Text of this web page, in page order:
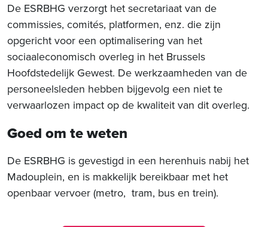
De ESRBHG verzorgt het secretariaat van de
commissies, comités, platformen, enz. die zijn
opgericht voor een optimalisering van het
sociaaleconomisch overleg in het Brussels
Hoofdstedelijk Gewest. De werkzaamheden van de
personeelsleden hebben bijgevolg een niet te
verwaarlozen impact op de kwaliteit van dit overleg.
Goed om te weten
De ESRBHG is gevestigd in een herenhuis nabij het
Madouplein, en is makkelijk bereikbaar met het
openbaar vervoer (metro, tram, bus en trein).